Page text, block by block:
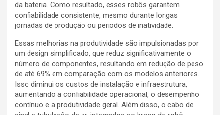
da bateria. Como resultado, esses robôs garantem
confiabilidade consistente, mesmo durante longas
jornadas de produção ou períodos de inatividade.
Essas melhorias na produtividade são impulsionadas por
um design simplificado, que reduz significativamente o
número de componentes, resultando em redução de peso
de até 69% em comparação com os modelos anteriores.
Isso diminui os custos de instalação e infraestrutura,
aumentando a confiabilidade operacional, o desempenho
contínuo e a produtividade geral. Além disso, o cabo de